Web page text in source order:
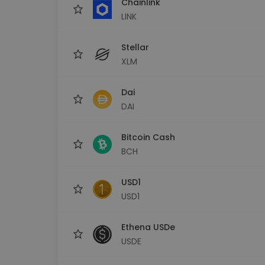
LINK
Stellar
XLM
Dai
DAI
Bitcoin Cash
BCH
USD1
USD1
Ethena USDe
USDE